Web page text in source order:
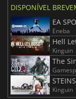
DISPONÍVEL
EA
Eneba
Hell
Kinguin
The
Kinguin